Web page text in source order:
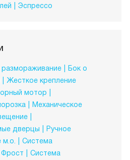
Эспрессо
Бок о
Жесткое крепление
мотор
Механическое
дверцы
Ручное
Система
Система